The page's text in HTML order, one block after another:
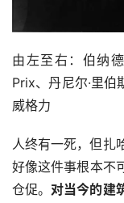
由左至右：伯纳
Prix、丹尼尔·里伯
威格力
人终有一死，但扎
好像这件事根本
仓促。 对当今的建